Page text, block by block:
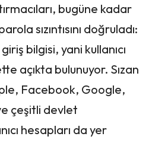
bugüne kadar
sızıntısını doğruladı:
bilgisi, yani kullanıcı
açıkta bulunuyor. Sızan
Facebook, Google,
çeşitli devlet
hesapları da yer